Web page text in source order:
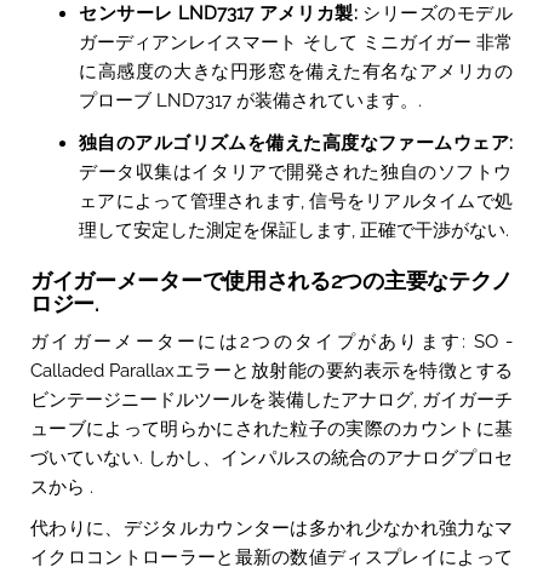
センサーレ LND7317 アメリカ製:シリーズのモデル
ガーディアンレイスマート そして ミニガイガー 非常
に高感度の大きな円形窓を備えた有名なアメリカの
プローブ LND7317 が装備されています。.
独自のアルゴリズムを備えた高度なファームウェア:
データ収集はイタリアで開発された独自のソフトウ
ェアによって管理されます, 信号をリアルタイムで処
理して安定した測定を保証します, 正確で干渉がない.
ガイガーメーターで使用される2つの主要なテクノ
ロジー.
ガイガーメーターには2つのタイプがあります: SO -
Calladed Parallaxエラーと放射能の要約表示を特徴とする
ビンテージニードルツールを装備したアナログ, ガイガーチ
ューブによって明らかにされた粒子の実際のカウントに基
づいていない. しかし、インパルスの統合のアナログプロセ
スから .
代わりに、デジタルカウンターは多かれ少なかれ強力なマ
イクロコントローラーと最新の数値ディスプレイによって